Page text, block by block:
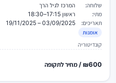
שלוחה:
המרכז לגיל הרך
מתי:
ראשון 17:15–18:30
תאריכים:
03/09/2025 – 19/11/2025
אומנות
קונדיטוריה
₪600 / מחיר לתקופה